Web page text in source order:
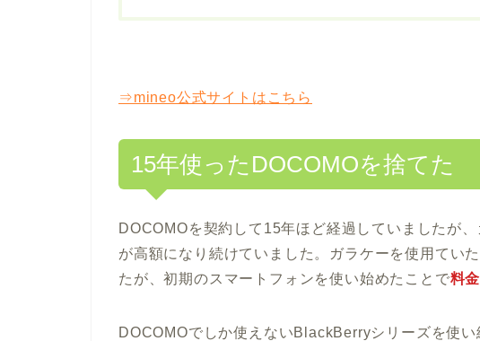
⇒mineo公式サイトはこちら
15年使ったDOCOMOを捨てた
DOCOMOを契約して15年ほど経過していましたが
が高額になり続けていました。ガラケーを使用てい
たが、初期のスマートフォンを使い始めたことで料
DOCOMOでしか使えないBlackBerryシリーズを使